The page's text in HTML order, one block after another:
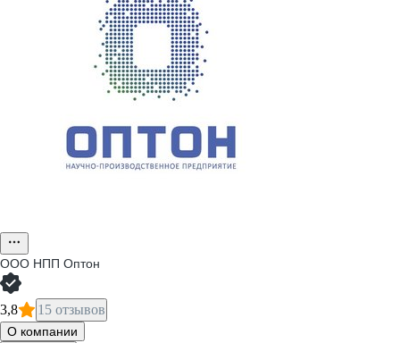
ООО НПП Оптон
3,8 15 отзывов
О компании